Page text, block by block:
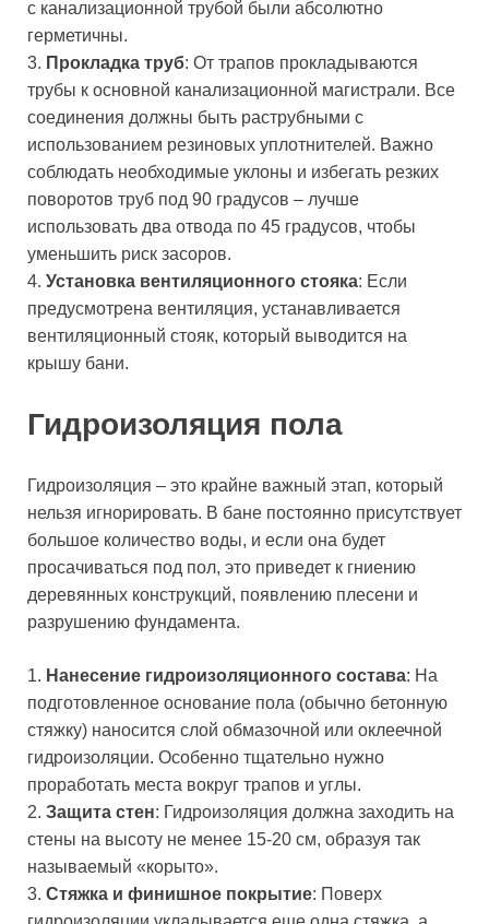
с канализационной трубой были абсолютно
герметичны.
3. Прокладка труб: От трапов прокладываются
трубы к основной канализационной магистрали. Все
соединения должны быть раструбными с
использованием резиновых уплотнителей. Важно
соблюдать необходимые уклоны и избегать резких
поворотов труб под 90 градусов – лучше
использовать два отвода по 45 градусов, чтобы
уменьшить риск засоров.
4. Установка вентиляционного стояка: Если
предусмотрена вентиляция, устанавливается
вентиляционный стояк, который выводится на
крышу бани.
Гидроизоляция пола
Гидроизоляция – это крайне важный этап, который
нельзя игнорировать. В бане постоянно присутствует
большое количество воды, и если она будет
просачиваться под пол, это приведет к гниению
деревянных конструкций, появлению плесени и
разрушению фундамента.
1. Нанесение гидроизоляционного состава: На
подготовленное основание пола (обычно бетонную
стяжку) наносится слой обмазочной или оклеечной
гидроизоляции. Особенно тщательно нужно
проработать места вокруг трапов и углы.
2. Защита стен: Гидроизоляция должна заходить на
стены на высоту не менее 15-20 см, образуя так
называемый «корыто».
3. Стяжка и финишное покрытие: Поверх